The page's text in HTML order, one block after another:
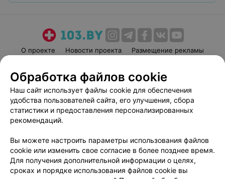
О проекте Новости проекта
Размещение рекламы
Пользовательское соглашение
Способы оплаты
Вакансии
Партнеры
Написать руководителю 103.by
Обработка персональных данных
Обработка файлов cookie
Наш сайт использует файлы cookie для обеспечения
удобства пользователей сайта, его улучшения, сбора
статистики и предоставления персонализированных
рекомендаций.
Вы можете настроить параметры использования файлов
cookie или изменить свое согласие в более позднее время.
Для получения дополнительной информации о целях,
сроках и порядке использования файлов cookie вы